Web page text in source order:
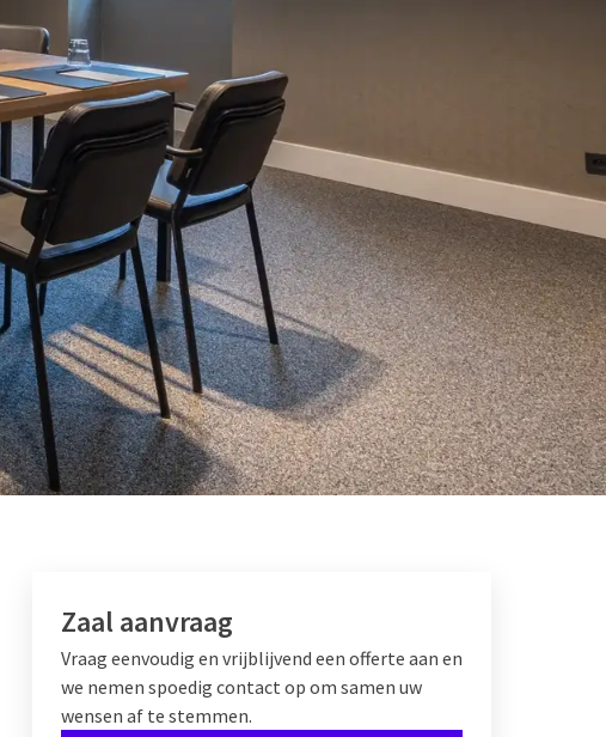
Zaal aanvraag
Vraag eenvoudig en vrijblijvend een offerte aan en
we nemen spoedig contact op om samen uw
wensen af te stemmen.